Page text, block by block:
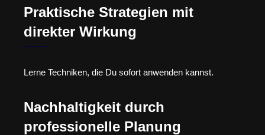
Praktische Strategien mit
direkter Wirkung
Lerne Techniken, die Du sofort anwenden kannst.
Nachhaltigkeit durch
professionelle Planung